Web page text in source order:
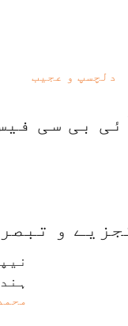
دلچسپ و عجیب
بی سی
و